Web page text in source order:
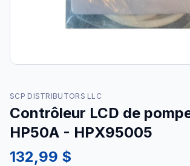
SCP DISTRIBUTORS LLC
Contrôleur LCD de
HP50A - HPX95005
132,99 $